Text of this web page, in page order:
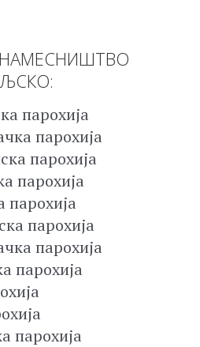
НАМЕСНИШТВО
парохија
парохија
парохија
парохија
парохија
парохија
парохија
парохија
парохија